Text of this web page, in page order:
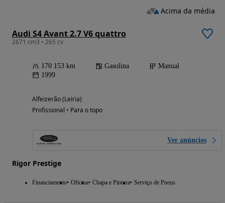
Audi S4 Avant 2.7 V6 quattro
2671 cm3 • 265 cv
170 153 km Gasolina
Manual
1999
Alfeizerão (Leiria)
Profissional • Para o topo
Ver anúncios
Rigor Prestige
Financiamento Oficina Chapa e Pintura Serviço de Pneus
Acima da média